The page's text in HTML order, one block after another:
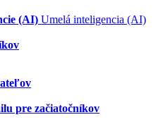
(AI) Umelá inteligencia (AI)
pre začiatočníkov